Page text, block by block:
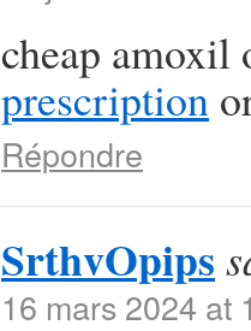
cheap amoxil
prescription
Répondre
SrthvOpips
16 mars 2024 at